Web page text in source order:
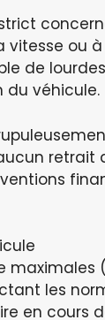
ou
de
du véhicule.
retrait
les
en cours